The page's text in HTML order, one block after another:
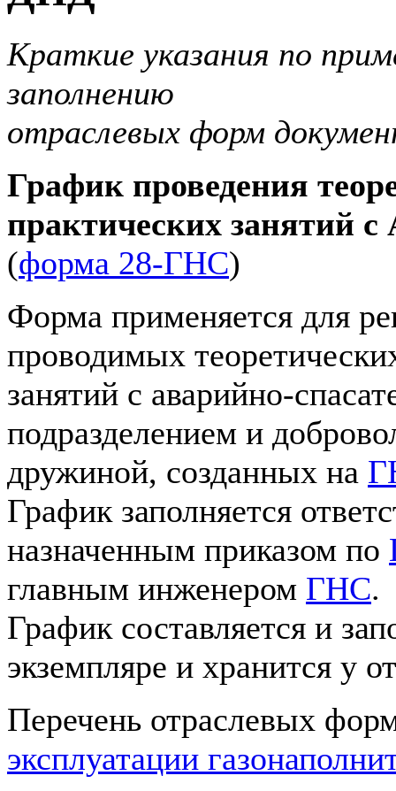
Краткие указания по
заполнению
отраслевых форм
График проведения
практических занятий
(форма 28-ГНС)
Форма применяется для
проводимых
занятий с аварийно-
подразделением и
дружиной, созданных на
График заполняется
назначенным приказом по
главным инженером ГНС.
График составляется и
экземпляре и хранится у
Перечень отраслевых
эксплуатации